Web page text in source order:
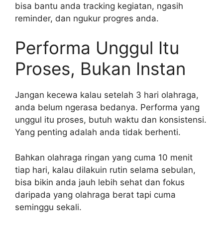
bisa bantu anda tracking kegiatan, ngasih
reminder, dan ngukur progres anda.
Performa Unggul Itu
Proses, Bukan Instan
Jangan kecewa kalau setelah 3 hari olahraga,
anda belum ngerasa bedanya. Performa yang
unggul itu proses, butuh waktu dan konsistensi.
Yang penting adalah anda tidak berhenti.
Bahkan olahraga ringan yang cuma 10 menit
tiap hari, kalau dilakuin rutin selama sebulan,
bisa bikin anda jauh lebih sehat dan fokus
daripada yang olahraga berat tapi cuma
seminggu sekali.